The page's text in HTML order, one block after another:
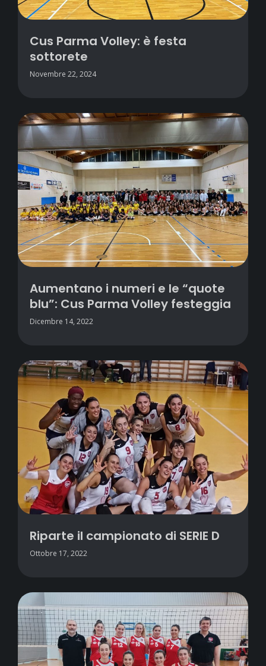
Cus Parma Volley: è festa
sottorete
Novembre 22, 2024
Aumentano i numeri e le “quote
blu”: Cus Parma Volley festeggia
Dicembre 14, 2022
Riparte il campionato di SERIE D
Ottobre 17, 2022